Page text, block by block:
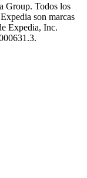
Group. Todos los
son marcas
Expedia, Inc.